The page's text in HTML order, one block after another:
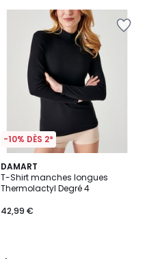
-10% DÈS 2*
DAMART
T-Shirt manches longues
Thermolactyl Degré 4
42,99 €
4,5
/ 5